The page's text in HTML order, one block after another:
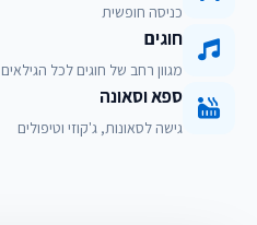
כניסה חופשית
חוגים
מגוון רחב של חוגים לכל הגילאים
ספא וסאונה
גישה לסאונות, ג'קוזי וטיפולים